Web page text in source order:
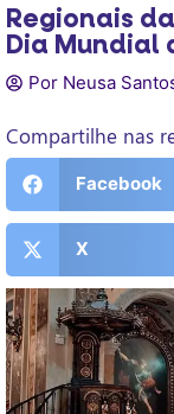
Regionais
Dia Mundial
Por Neusa
Compartilhe nas
Facebook
X